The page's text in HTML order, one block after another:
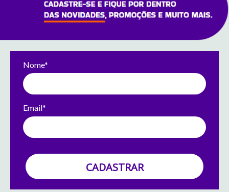
Nome*
Email*
CADASTRAR